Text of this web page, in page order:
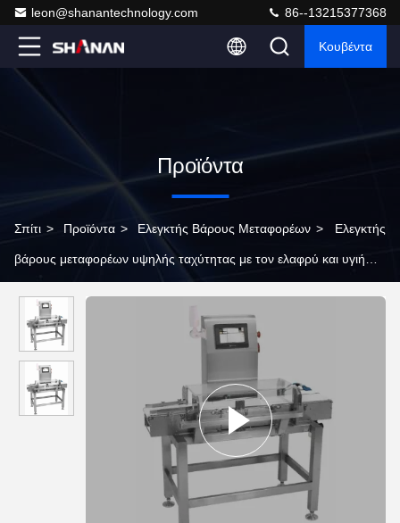
leon@shanantechnology.com 86--13215377368
Κουβέντα
Προϊόντα
Σπίτι > Προϊόντα > Ελεγκτής Βάρους Μεταφορέων > Ελεγκτής
βάρους μεταφορέων υψηλής ταχύτητας με τον ελαφρύ και υγιή